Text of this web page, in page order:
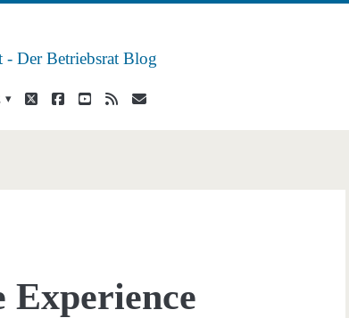
- Der Betriebsrat Blog
twitterfacebook
youtube
rss E-
Experience